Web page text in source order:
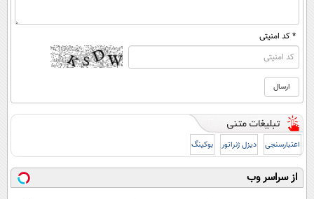
* کد امنیتی
اعتبارسنجی دیزل ژنراتور بوکینگ
از سراسر وب